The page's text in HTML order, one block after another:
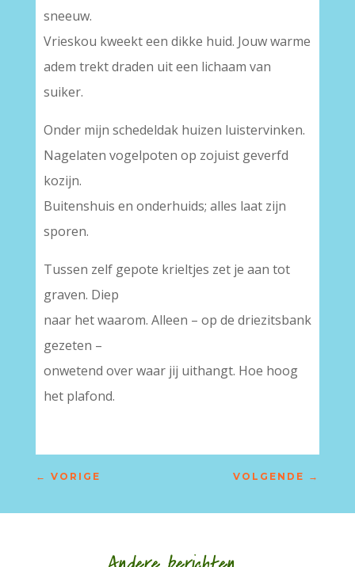
sneeuw.
Vrieskou kweekt een dikke huid. Jouw warme
adem trekt draden uit een lichaam van
suiker.
Onder mijn schedeldak huizen luistervinken.
Nagelaten vogelpoten op zojuist geverfd
kozijn.
Buitenshuis en onderhuids; alles laat zijn
sporen.
Tussen zelf gepote krieltjes zet je aan tot
graven. Diep
naar het waarom. Alleen – op de driezitsbank
gezeten –
onwetend over waar jij uithangt. Hoe hoog
het plafond.
← VORIGE VOLGENDE →